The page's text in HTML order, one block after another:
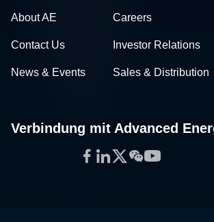
About AE Careers
Contact Us Investor Relations
News & Events Sales & Distribution
Verbindung mit Advanced
Facebook
LinkedIn
Twitter
WeChat
YouTube